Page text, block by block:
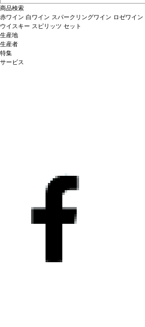
商品検索
赤ワイン 白ワイン スパークリングワイン ロゼワイン
ウイスキー スピリッツ セット
生産地
生産者
特集
サービス